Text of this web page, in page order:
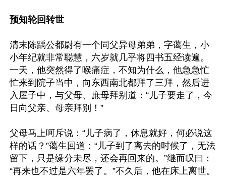
预知轮回转世
清末陈踽公都尉有一个同父异母弟弟，字蔼生，小
小年纪就非常聪慧，六岁就几乎将四书五经读遍。
一天，他突然得了喉痛症，不知为什么，他急急忙
忙来到院子当中，向东西南北都拜了三拜，然后进
入屋子中，与父母、庶母拜别道：“儿子要走了，今
日向父亲、母亲拜别！”
父母马上呵斥说：“儿子病了，休息就好，何必说这
样的话？”蔼生回道：“儿子到了离去的时候了，无法
留下，只是缘分未尽，还会再回来的。”继而叹曰：
“再来也不过是六年罢了。”不久后，他在床上离世。